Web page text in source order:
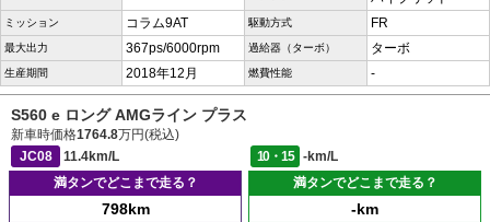
ミッション コラム9AT 駆動方式 FR
最大出力 367ps/6000rpm 過給器（ターボ） ターボ
生産期間 2018年12月 燃費性能 -
S560 e ロング AMGライン プラス
新車時価格1764.8万円(税込)
JC08
11.4km/L 10・15
-km/L
満タンでどこまで走る？
798km
満タンでどこまで走る？
-km